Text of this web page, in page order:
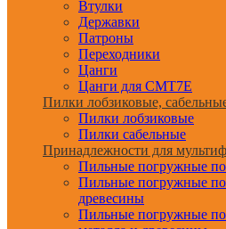
Втулки
Державки
Патроны
Переходники
Цанги
Цанги для CMT7E
Пилки лобзиковые,
Пилки лобзиковые
Пилки сабельные
Принадлежности для
Пильные погружные
Пильные погружные
древесины
Пильные погружные